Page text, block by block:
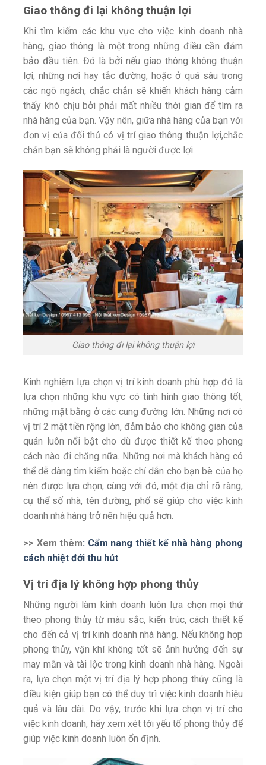
Giao thông đi lại không thuận lợi
Khi tìm kiếm các khu vực cho việc kinh doanh nhà
hàng, giao thông là một trong những điều cần đảm
bảo đầu tiên. Đó là bởi nếu giao thông không thuận
lợi, những nơi hay tắc đường, hoặc ở quá sâu trong
các ngõ ngách, chắc chắn sẽ khiến khách hàng cảm
thấy khó chịu bởi phải mất nhiều thời gian để tìm ra
nhà hàng của bạn. Vậy nên, giữa nhà hàng của bạn với
đơn vị của đối thủ có vị trí giao thông thuận lợi,chắc
chắn bạn sẽ không phải là người được lợi.
Giao thông đi lại không thuận lợi
Kinh nghiệm lựa chọn vị trí kinh doanh phù hợp đó là
lựa chọn những khu vực có tình hình giao thông tốt,
những mặt bằng ở các cung đường lớn. Những nơi có
vị trí 2 mặt tiền rộng lớn, đảm bảo cho không gian của
quán luôn nổi bật cho dù được thiết kế theo phong
cách nào đi chăng nữa. Những nơi mà khách hàng có
thể dễ dàng tìm kiếm hoặc chỉ dẫn cho bạn bè của họ
nên được lựa chọn, cùng với đó, một địa chỉ rõ ràng,
cụ thể số nhà, tên đường, phố sẽ giúp cho việc kinh
doanh nhà hàng trở nên hiệu quả hơn.
>> Xem thêm: Cẩm nang thiết kế nhà hàng phong
cách nhiệt đới thu hút
Vị trí địa lý không hợp phong thủy
Những người làm kinh doanh luôn lựa chọn mọi thứ
theo phong thủy từ màu sắc, kiến trúc, cách thiết kế
cho đến cả vị trí kinh doanh nhà hàng. Nếu không hợp
phong thủy, vận khí không tốt sẽ ảnh hưởng đến sự
may mắn và tài lộc trong kinh doanh nhà hàng. Ngoài
ra, lựa chọn một vị trí địa lý hợp phong thủy cũng là
điều kiện giúp bạn có thể duy trì việc kinh doanh hiệu
quả và lâu dài. Do vậy, trước khi lựa chọn vị trí cho
việc kinh doanh, hãy xem xét tới yếu tố phong thủy để
giúp việc kinh doanh luôn ổn định.